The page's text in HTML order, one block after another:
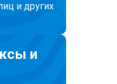
и других
и